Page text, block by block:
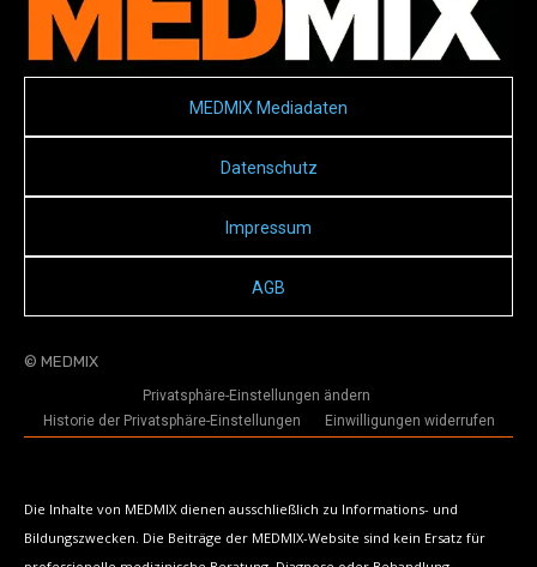
MEDMIX Mediadaten
Datenschutz
Impressum
AGB
© MEDMIX
Privatsphäre-Einstellungen ändern
Historie der Privatsphäre-Einstellungen
Einwilligungen widerrufen
Die Inhalte von MEDMIX dienen ausschließlich zu Informations- und
Bildungszwecken. Die Beiträge der MEDMIX-Website sind kein Ersatz für